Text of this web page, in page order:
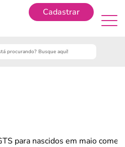
Cadastrar
para nascidos em maio